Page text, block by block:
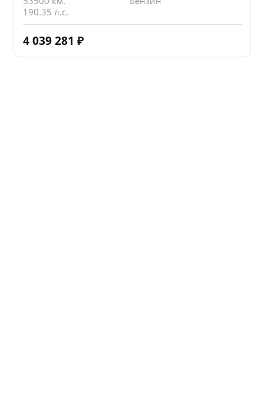
190.35 л.с.
4 039 281 ₽